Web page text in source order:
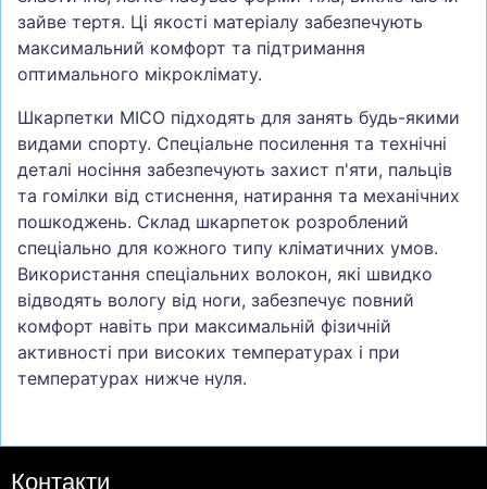
зайве тертя. Ці якості матеріалу забезпечують
максимальний комфорт та підтримання
оптимального мікроклімату.
Шкарпетки MICO підходять для занять будь-якими
видами спорту. Спеціальне посилення та технічні
деталі носіння забезпечують захист п'яти, пальців
та гомілки від стиснення, натирання та механічних
пошкоджень. Склад шкарпеток розроблений
спеціально для кожного типу кліматичних умов.
Використання спеціальних волокон, які швидко
відводять вологу від ноги, забезпечує повний
комфорт навіть при максимальній фізичній
активності при високих температурах і при
температурах нижче нуля.
Контакти